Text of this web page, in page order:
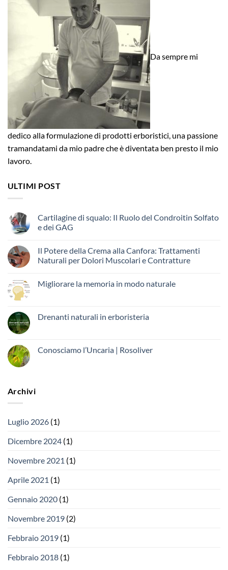
Da sempre mi
dedico alla formulazione di prodotti erboristici, una passione
tramandatami da mio padre che è diventata ben presto il mio
lavoro.
ULTIMI POST
Cartilagine di squalo: Il Ruolo del Condroitin Solfato
e dei GAG
Il Potere della Crema alla Canfora: Trattamenti
Naturali per Dolori Muscolari e Contratture
Migliorare la memoria in modo naturale
Drenanti naturali in erboristeria
Conosciamo l’Uncaria | Rosoliver
Archivi
Luglio 2026 (1)
Dicembre 2024 (1)
Novembre 2021 (1)
Aprile 2021 (1)
Gennaio 2020 (1)
Novembre 2019 (2)
Febbraio 2019 (1)
Febbraio 2018 (1)